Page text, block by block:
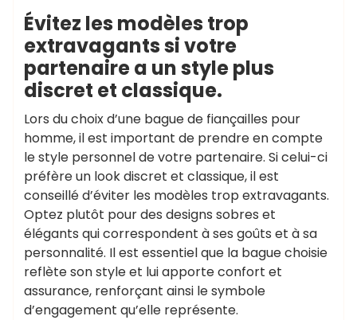
Évitez les modèles trop
extravagants si votre
partenaire a un style plus
discret et classique.
Lors du choix d’une bague de fiançailles pour
homme, il est important de prendre en compte
le style personnel de votre partenaire. Si celui-ci
préfère un look discret et classique, il est
conseillé d’éviter les modèles trop extravagants.
Optez plutôt pour des designs sobres et
élégants qui correspondent à ses goûts et à sa
personnalité. Il est essentiel que la bague choisie
reflète son style et lui apporte confort et
assurance, renforçant ainsi le symbole
d’engagement qu’elle représente.